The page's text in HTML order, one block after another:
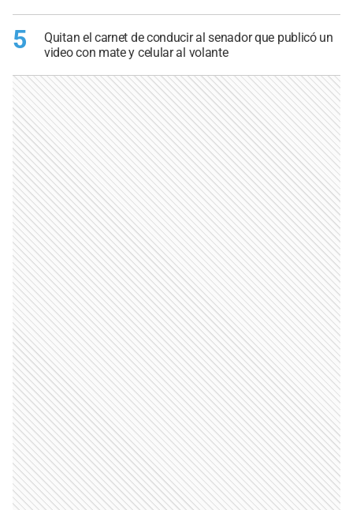
5
Quitan el carnet de conducir al senador que publicó un
video con mate y celular al volante